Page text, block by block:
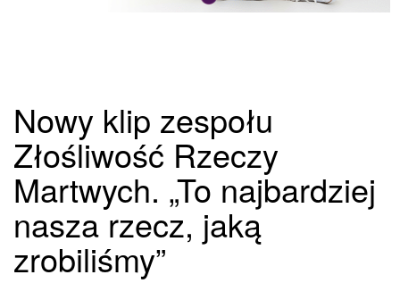
Nowy klip zespołu
Złośliwość Rzeczy
Martwych. „To najbardziej
nasza rzecz, jaką
zrobiliśmy”